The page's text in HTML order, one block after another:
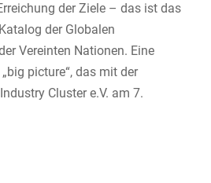
der Ziele – das ist das
der Globalen
Vereinten Nationen. Eine
picture“, das mit der
Cluster e.V. am 7.